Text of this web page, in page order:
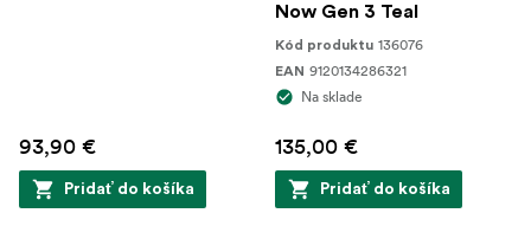
93,90 €
Pridať do košíka
Now Gen 3 Teal
Kód produktu 136076
EAN 9120134286321
Na sklade
135,00 €
Pridať do košíka